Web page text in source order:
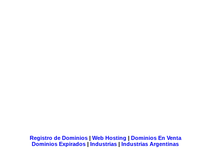
Registro de Dominios| Web Hosting | Dominios En Venta
Dominios Expirados | Industrias | Industrias Argentinas